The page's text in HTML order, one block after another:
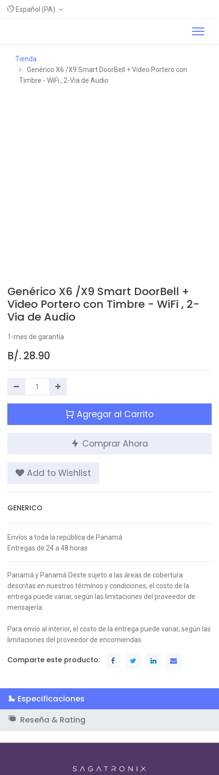
Español (PA)
Tienda
Genérico X6 /X9 Smart DoorBell + Video Portero con
Timbre - WiFi , 2-Via de Audio
Genérico X6 /X9 Smart DoorBell +
Video Portero con Timbre - WiFi , 2-
Via de Audio
1-mes de garantía
B/. 28.90
Agregar al Carrito
Comprar Ahora
Add to Wishlist
GENERICO
Envíos a toda la república de Panamá
Entregas de 24 a 48 horas
Panamá y Panamá Oeste sujeto a las áreas de cobertura
descritas en nuestros términos y condiciones, el costo de la
entrega puede variar, según las limitaciones del proveedor de
mensajería.
Para envío al interior, el costo de la entrega puede variar, según las
limitaciones del proveedor de encomiendas.
Comparte este producto:
Especificaciones
Reseña & Rating